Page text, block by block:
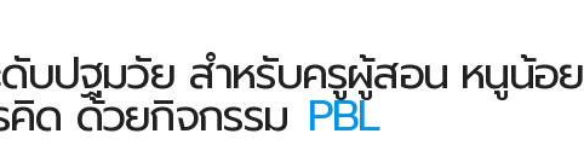
ดับปฐมวัย สำหรับครูผู้สอน หนูน้อย
คิด ด้วยกิจกรรม PBL